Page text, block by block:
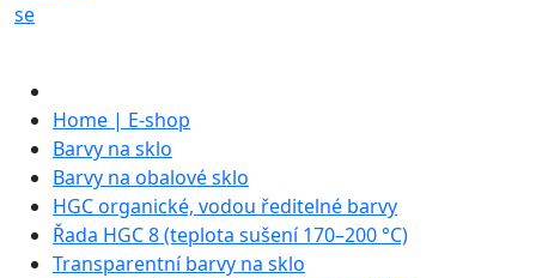
se
Home | E-shop
Barvy na sklo
Barvy na obalové sklo
HGC organické, vodou ředitelné barvy
Řada HGC 8 (teplota sušení 170–200 °C)
Transparentní barvy na sklo